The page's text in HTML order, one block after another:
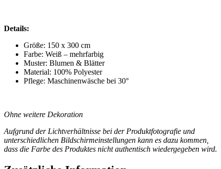
Details:
Größe: 150 x 300 cm
Farbe: Weiß – mehrfarbig
Muster: Blumen & Blätter
Material: 100% Polyester
Pflege: Maschinenwäsche bei 30°
Ohne weitere Dekoration
Aufgrund der Lichtverhältnisse bei der Produktfotografie und
unterschiedlichen Bildschirmeinstellungen kann es dazu kommen,
dass die Farbe des Produktes nicht authentisch wiedergegeben wird.